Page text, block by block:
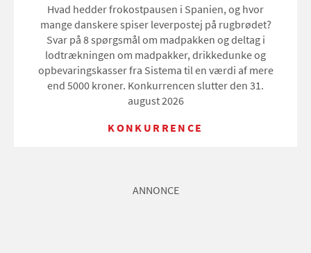
Hvad hedder frokostpausen i Spanien, og hvor
mange danskere spiser leverpostej på rugbrødet?
Svar på 8 spørgsmål om madpakken og deltag i
lodtrækningen om madpakker, drikkedunke og
opbevaringskasser fra Sistema til en værdi af mere
end 5000 kroner. Konkurrencen slutter den 31.
august 2026
KONKURRENCE
ANNONCE